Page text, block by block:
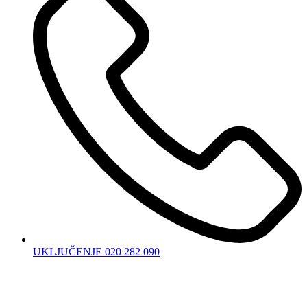
UKLJUČENJE 020 282 090